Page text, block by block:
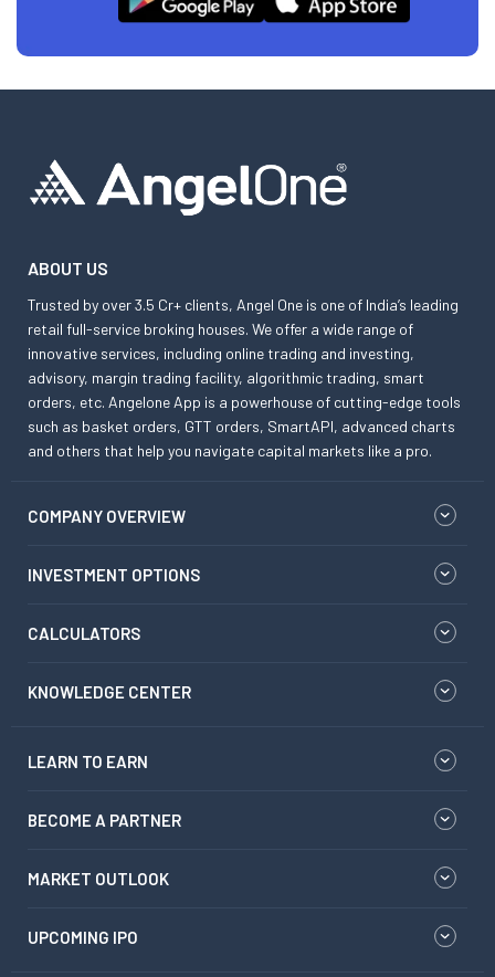
ABOUT US
Trusted by over 3.5 Cr+ clients, Angel One is one of India’s leading
retail full-service broking houses. We offer a wide range of
innovative services, including online trading and investing,
advisory, margin trading facility, algorithmic trading, smart
orders, etc. Angelone App is a powerhouse of cutting-edge tools
such as basket orders, GTT orders, SmartAPI, advanced charts
and others that help you navigate capital markets like a pro.
COMPANY OVERVIEW
INVESTMENT OPTIONS
CALCULATORS
KNOWLEDGE CENTER
LEARN TO EARN
BECOME A PARTNER
MARKET OUTLOOK
UPCOMING IPO